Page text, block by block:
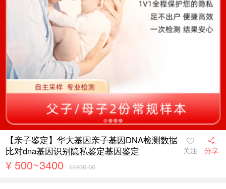
【亲子鉴定】华大基因亲子基因DNA检测数据
比对dna基因识别隐私鉴定基因鉴定
关注 分享
¥ 500~3400 ¥2400.00